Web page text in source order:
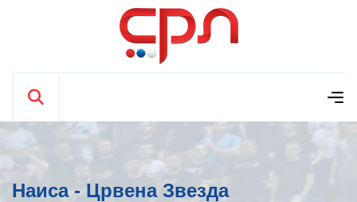
Наиса - Црвена Звезда